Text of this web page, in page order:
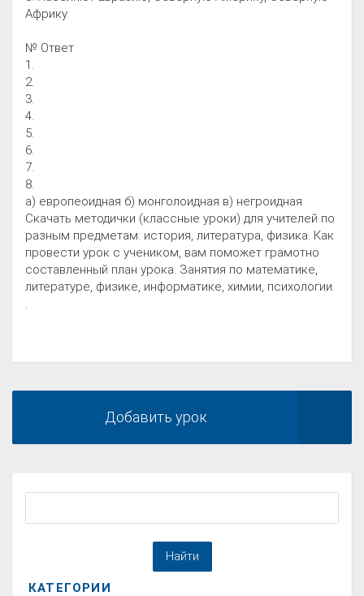
Африку.
№ Ответ
1.
2.
3.
4.
5.
6.
7.
8.
а) европеоидная б) монголоидная в) негроидная
Скачать методички (классные уроки) для учителей по
разным предметам: история, литература, физика. Как
провести урок с учеником, вам поможет грамотно
составленный план урока. Занятия по математике,
литературе, физике, информатике, химии, психологии.
Добавить урок
КАТЕГОРИИ